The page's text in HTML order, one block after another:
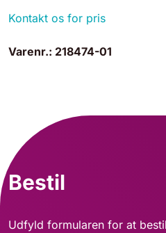
Kontakt os for pris
Varenr.: 218474-01
Bestil
Udfyld formularen for at